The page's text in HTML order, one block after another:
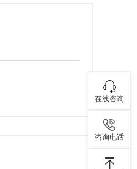
在线咨询
咨询电话